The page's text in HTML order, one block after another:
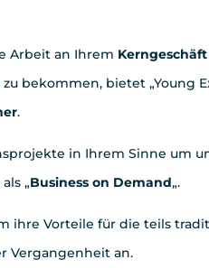
Arbeit an Ihrem Kerngeschäft
bekommen, bietet „Young
.
in Ihrem Sinne um
„Business on Demand„.
ihre Vorteile für die teils
Vergangenheit an.